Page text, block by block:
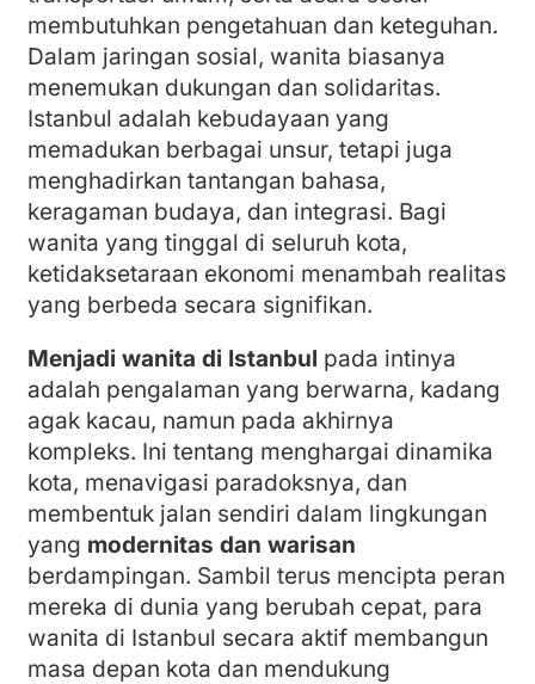
membutuhkan pengetahuan dan keteguhan.
Dalam jaringan sosial, wanita biasanya
menemukan dukungan dan solidaritas.
Istanbul adalah kebudayaan yang
memadukan berbagai unsur, tetapi juga
menghadirkan tantangan bahasa,
keragaman budaya, dan integrasi. Bagi
wanita yang tinggal di seluruh kota,
ketidaksetaraan ekonomi menambah realitas
yang berbeda secara signifikan.
Menjadi wanita di Istanbul pada intinya
adalah pengalaman yang berwarna, kadang
agak kacau, namun pada akhirnya
kompleks. Ini tentang menghargai dinamika
kota, menavigasi paradoksnya, dan
membentuk jalan sendiri dalam lingkungan
yang modernitas dan warisan
berdampingan. Sambil terus mencipta peran
mereka di dunia yang berubah cepat, para
wanita di Istanbul secara aktif membangun
masa depan kota dan mendukung